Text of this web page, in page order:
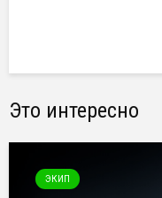
Это интересно
ЭКИП